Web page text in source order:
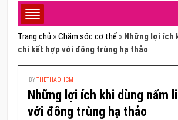
Trang chủ »Chăm sóc cơ thể » Những lợi ích
chi kết hợp với đông trùng hạ thảo
BYTHETHAOHCM
Những lợi ích khi dùng nấm
với đông trùng hạ thảo